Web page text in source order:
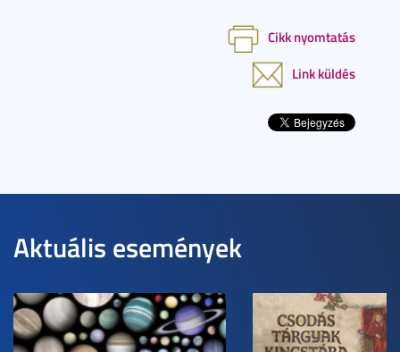
Cikk nyomtatás
Link küldés
Aktuális események